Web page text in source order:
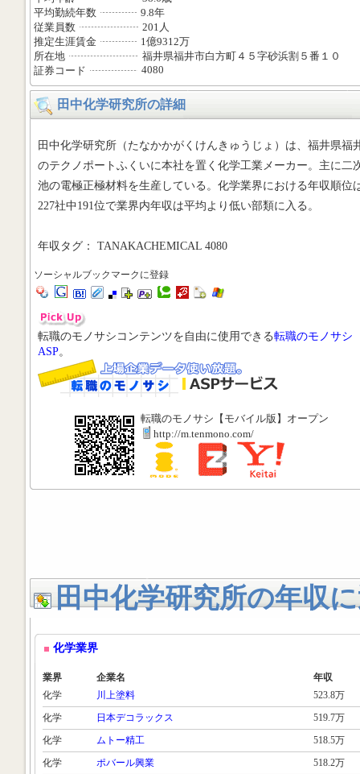
平均勤続年数
9.8年
従業員数
201人
推定生涯賃金
1億9312万
所在地
福井県福井市白方町４５字砂浜割５番１０
証券コード
4080
田中化学研究所の詳細
田中化学研究所（たなかかがくけんきゅうじょ）は、福井県福
のテクノポートふくいに本社を置く化学工業メーカー。主に二
池の電極正極材料を生産している。化学業界における年収順位
227社中191位で業界内年収は平均より低い部類に入る。
年収タグ： TANAKACHEMICAL 4080
ソーシャルブックマークに登録
転職のモノサシコンテンツを自由に使用できる転職のモノサシ
ASP。
転職のモノサシ【モバイル版】オープン
http://m.tenmono.com/
田中化学研究所の年収
化学業界
業界 企業名
年収
化学
川上塗料
523.8万
化学
日本デコラックス
519.7万
化学
ムトー精工
518.5万
化学
ポバール興業
518.2万